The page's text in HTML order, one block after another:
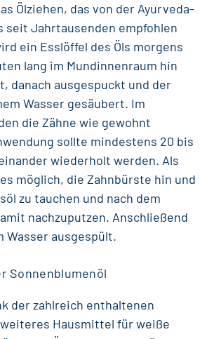
Ölziehen, das von der Ayurveda-
seit Jahrtausenden empfohlen
ein Esslöffel des Öls morgens
lang im Mundinnenraum hin
danach ausgespuckt und der
Wasser gesäubert. Im
die Zähne wie gewohnt
sollte mindestens 20 bis
wiederholt werden. Als
möglich, die Zahnbürste hin und
zu tauchen und nach dem
nachzuputzen. Anschließend
Wasser ausgespült.
Sonnenblumenöl
der zahlreich enthaltenen
Hausmittel für weiße